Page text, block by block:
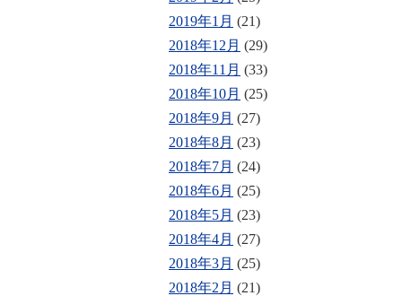
2019年1月 (21)
2018年12月 (29)
2018年11月 (33)
2018年10月 (25)
2018年9月 (27)
2018年8月 (23)
2018年7月 (24)
2018年6月 (25)
2018年5月 (23)
2018年4月 (27)
2018年3月 (25)
2018年2月 (21)